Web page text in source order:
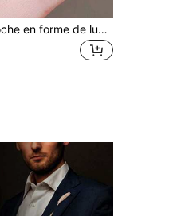
1 pièce Broche en forme de lunettes ajourées, épingle de col personnalisée, accessoire de costume haut de gamme, épingle à boucle antidérapante pour vêtements, sac, accessoires scolaires et de bureau, chemises, vestes, bijoux, accessoires d'automne-hiver, convient aux adolescents, jeunes, hommes, tenue décontractée, extérieur, athlétique, vacances, cadeaux de remise de diplômes, anniversaire, épingle de vêtement amusante pour usage quotidien, cadeaux pour enseignants, accessoires d'Halloween, accessoires de costume de la Fête des enseignants, breloques de sac, cadeaux pour hommes, épingles de sac, Noël